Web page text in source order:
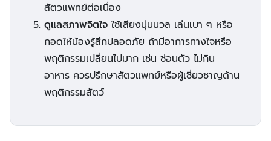
สัตวแพทย์ต่อเนื่อง
ดูแลสภาพจิตใจ ใช้เสียงนุ่มนวล เล่นเบา ๆ หรือ
กอดให้น้องรู้สึกปลอดภัย ถ้ามีอาการทางใจหรือ
พฤติกรรมเปลี่ยนไปมาก เช่น ซ่อนตัว ไม่กิน
อาหาร ควรปรึกษาสัตวแพทย์หรือผู้เชี่ยวชาญด้าน
พฤติกรรมสัตว์